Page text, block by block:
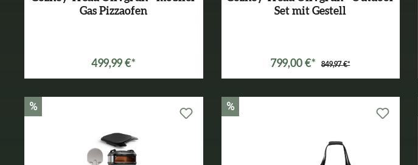
Gas Pizzaofen
499,99 €*
Set mit Gestell
799,00 €* 849,97 €*
% %